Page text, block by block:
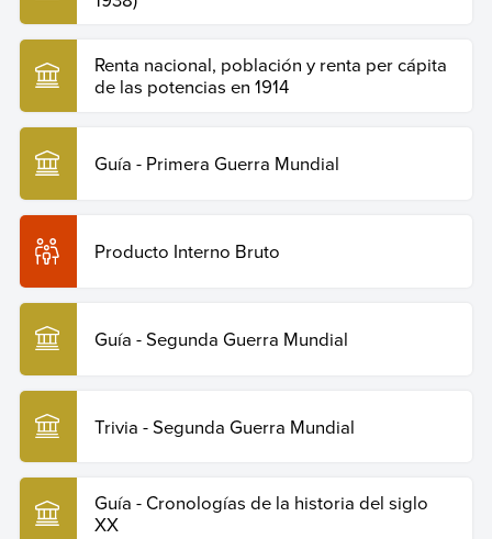
Renta nacional, población y renta per cápita
de las potencias en 1914
Guía - Primera Guerra Mundial
Producto Interno Bruto
Guía - Segunda Guerra Mundial
Trivia - Segunda Guerra Mundial
Guía - Cronologías de la historia del siglo
XX